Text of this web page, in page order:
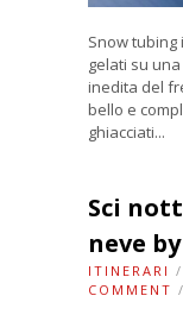
Snow tubing
gelati su
inedita del
bello e
ghiacciati...
Sci
neve
ITINERARI /
COMMENT